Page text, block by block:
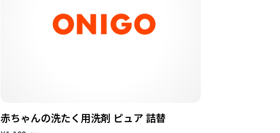
赤ちゃんの洗たく用洗剤 ピュア 詰替